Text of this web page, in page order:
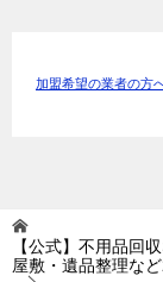
加盟希望の業者の方
【公式】不用品回
屋敷・遺品整理な